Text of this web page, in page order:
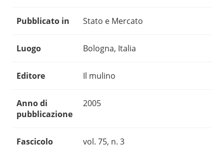
Pubblicato in Stato e Mercato
Luogo Bologna, Italia
Editore Il mulino
Anno di
pubblicazione
2005
Fascicolo vol. 75, n. 3